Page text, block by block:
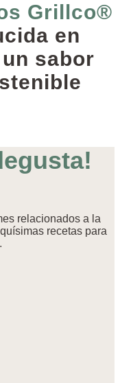
Grillco®
en
sabor
relacionados a la
recetas para